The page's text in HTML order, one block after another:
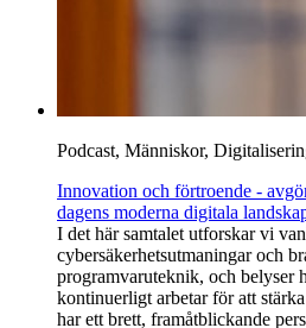
Podcast, Människor,
Innovation och förtroende -
dagens moderna digitala
I det här samtalet utforskar vi
cybersäkerhetsutmaningar och
programvaruteknik, och belyser
kontinuerligt arbetar för att
har ett brett, framåtblickande